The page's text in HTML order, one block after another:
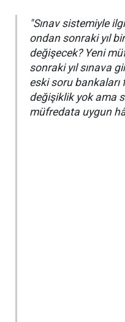
"Sınav sistemiyle
ondan sonraki yıl
değişecek? Yeni
sonraki yıl sınava
eski soru bankaları
değişiklik yok ama
müfredata uygun